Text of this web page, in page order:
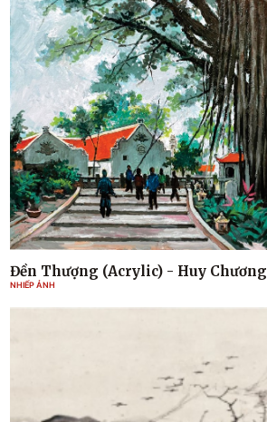
Đền Thượng (Acrylic) - Huy Chương
NHIẾP ẢNH